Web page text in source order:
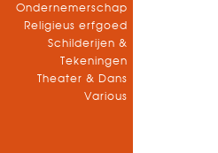
Ondernemerschap
Religieus erfgoed
Schilderijen &
Tekeningen
Theater & Dans
Various